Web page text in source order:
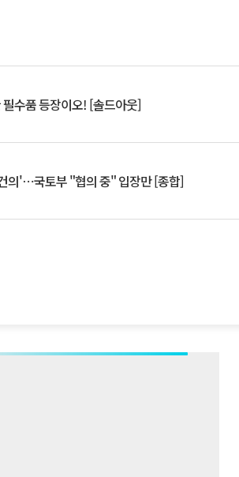
수품 등장이오! [솔드아웃]
의'⋯국토부 "협의 중" 입장만 [종합]